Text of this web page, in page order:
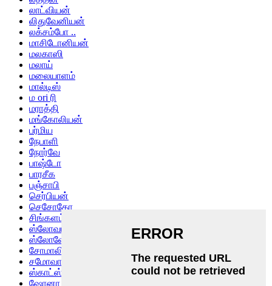
லாட்வியன்
லிதுவேனியன்
லக்சம்போ ..
மாசிடோனியன்
மலகாஸி
மலாய்
மலையாளம்
மால்டிஸ்
ம ori ரி
மராத்தி
மங்கோலியன்
பர்மிய
நேபாளி
நோர்வே
பாஷ்டோ
பாரசீக
பஞ்சாபி
செர்பியன்
செசோதோ
சிங்களம்
ஸ்லோவாக்
ஸ்லோவேனியன்
சோமாலி
சமோவான்
ஸ்காட்ஸ் கேலிக்
ஷோனா